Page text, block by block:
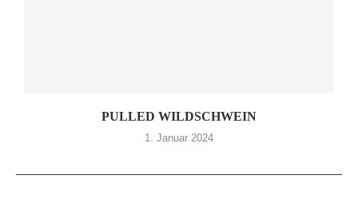
PULLED WILDSCHWEIN
1. Januar 2024